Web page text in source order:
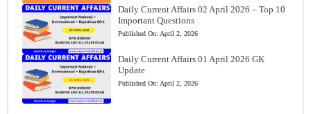
Daily Current Affairs 02 April 2026 – Top 10
Important Questions
Published On: April 2, 2026
Daily Current Affairs 01 April 2026 GK
Update
Published On: April 2, 2026